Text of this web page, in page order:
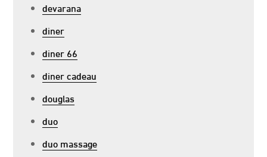
devarana
diner
diner 66
diner cadeau
douglas
duo
duo massage